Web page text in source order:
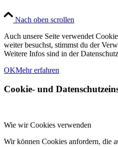
Nach oben scrollen
Auch unsere Seite verwendet
weiter besuchst, stimmst du der
Weitere Infos sind in der
OKMehr erfahren
Cookie- und
Wie wir Cookies verwenden
Wir können Cookies anfordern, die